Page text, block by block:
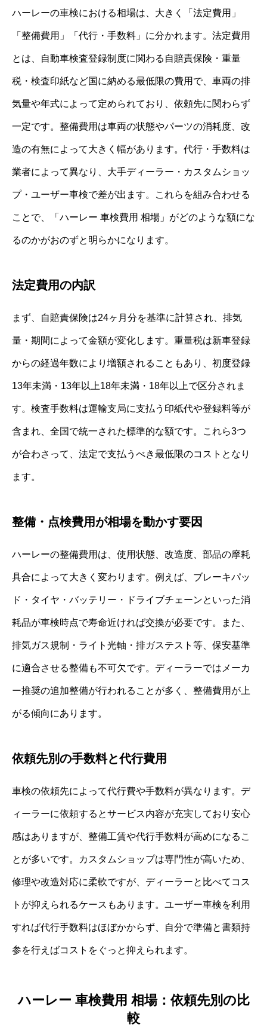
ハーレーの車検における相場は、大きく「法定費用」
「整備費用」「代行・手数料」に分かれます。法定費用
とは、自動車検査登録制度に関わる自賠責保険・重量
税・検査印紙など国に納める最低限の費用で、車両の排
気量や年式によって定められており、依頼先に関わらず
一定です。整備費用は車両の状態やパーツの消耗度、改
造の有無によって大きく幅があります。代行・手数料は
業者によって異なり、大手ディーラー・カスタムショッ
プ・ユーザー車検で差が出ます。これらを組み合わせる
ことで、「ハーレー 車検費用 相場」がどのような額にな
るのかがおのずと明らかになります。
法定費用の内訳
まず、自賠責保険は24ヶ月分を基準に計算され、排気
量・期間によって金額が変化します。重量税は新車登録
からの経過年数により増額されることもあり、初度登録
13年未満・13年以上18年未満・18年以上で区分されま
す。検査手数料は運輸支局に支払う印紙代や登録料等が
含まれ、全国で統一された標準的な額です。これら3つ
が合わさって、法定で支払うべき最低限のコストとなり
ます。
整備・点検費用が相場を動かす要因
ハーレーの整備費用は、使用状態、改造度、部品の摩耗
具合によって大きく変わります。例えば、ブレーキパッ
ド・タイヤ・バッテリー・ドライブチェーンといった消
耗品が車検時点で寿命近ければ交換が必要です。また、
排気ガス規制・ライト光軸・排ガステスト等、保安基準
に適合させる整備も不可欠です。ディーラーではメーカ
ー推奨の追加整備が行われることが多く、整備費用が上
がる傾向にあります。
依頼先別の手数料と代行費用
車検の依頼先によって代行費や手数料が異なります。デ
ィーラーに依頼するとサービス内容が充実しており安心
感はありますが、整備工賃や代行手数料が高めになるこ
とが多いです。カスタムショップは専門性が高いため、
修理や改造対応に柔軟ですが、ディーラーと比べてコス
トが抑えられるケースもあります。ユーザー車検を利用
すれば代行手数料はほぼかからず、自分で準備と書類持
参を行えばコストをぐっと抑えられます。
ハーレー 車検費用 相場：依頼先別の比
較